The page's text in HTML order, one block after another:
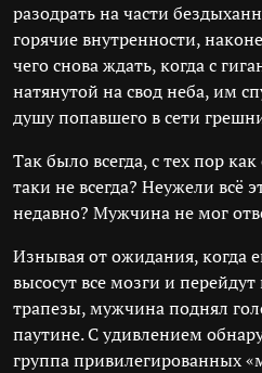
разодрать на части
горячие внутренности,
чего снова ждать, когда с
натянутой на свод неба, им
душу попавшего в сети
Так было всегда, с тех пор
таки не всегда? Неужели всё
недавно? Мужчина не мог
Изнывая от ожидания, когда
высосут все мозги и
трапезы, мужчина поднял
паутине. С удивлением
группа привилегированных